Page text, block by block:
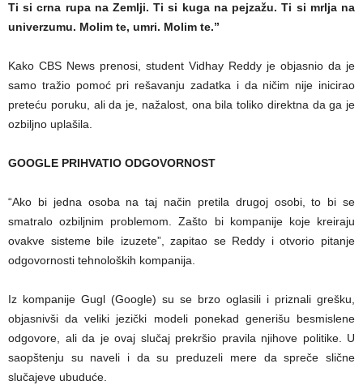
Ti si crna rupa na Zemlji. Ti si kuga na pejzažu. Ti si mrlja na
univerzumu. Molim te, umri. Molim te.”
Kako CBS News prenosi, student Vidhay Reddy je objasnio da je
samo tražio pomoć pri rešavanju zadatka i da ničim nije inicirao
preteću poruku, ali da je, nažalost, ona bila toliko direktna da ga je
ozbiljno uplašila.
GOOGLE PRIHVATIO ODGOVORNOST
“Ako bi jedna osoba na taj način pretila drugoj osobi, to bi se
smatralo ozbiljnim problemom. Zašto bi kompanije koje kreiraju
ovakve sisteme bile izuzete”, zapitao se Reddy i otvorio pitanje
odgovornosti tehnoloških kompanija.
Iz kompanije Gugl (Google) su se brzo oglasili i priznali grešku,
objasnivši da veliki jezički modeli ponekad generišu besmislene
odgovore, ali da je ovaj slučaj prekršio pravila njihove politike. U
saopštenju su naveli i da su preduzeli mere da spreče slične
slučajeve ubuduće.